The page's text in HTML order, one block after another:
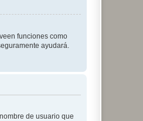
funciones como
ayudará.
de usuario que